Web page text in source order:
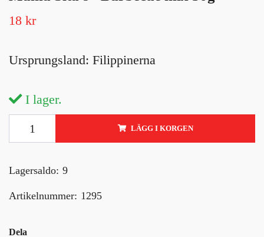
18 kr
Ursprungsland: Filippinerna
I lager.
LÄGG I KORGEN
Lagersaldo: 9
Artikelnummer: 1295
Dela